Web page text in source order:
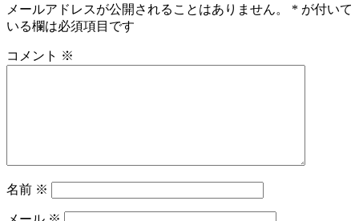
メールアドレスが公開されることはありません。 * が付いて
いる欄は必須項目です
コメント ※
名前 ※